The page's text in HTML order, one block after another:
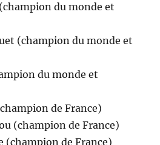
du monde et
(champion du monde et
du monde et
de France)
(champion de France)
(champion de France)